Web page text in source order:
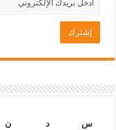
س
د ن